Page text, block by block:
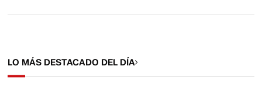
LO MÁS DESTACADO DEL DÍA